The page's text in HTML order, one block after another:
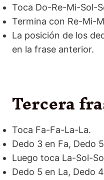
Toca Do-Re-Mi-Sol-
Termina con Re-Mi-
La posición de los
en la frase anterior.
Tercera
Toca Fa-Fa-La-La.
Dedo 3 en Fa, Dedo
Luego toca La-Sol-
Dedo 5 en La, Dedo